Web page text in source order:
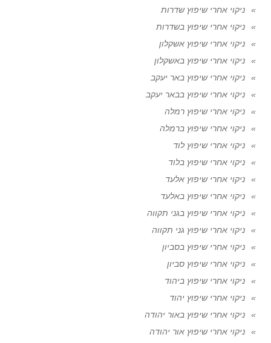
ניקוי אחרי שיפוץ שדרות
ניקוי אחרי שיפוץ בשדרות
ניקוי אחרי שיפוץ אשקלון
ניקוי אחרי שיפוץ באשקלון
ניקוי אחרי שיפוץ באר יעקב
ניקוי אחרי שיפוץ בבאר יעקב
ניקוי אחרי שיפוץ רמלה
ניקוי אחרי שיפוץ ברמלה
ניקוי אחרי שיפוץ לוד
ניקוי אחרי שיפוץ בלוד
ניקוי אחרי שיפוץ אלעד
ניקוי אחרי שיפוץ באלעד
ניקוי אחרי שיפוץ בגני תקווה
ניקוי אחרי שיפוץ גני תקווה
ניקוי אחרי שיפוץ בסביון
ניקוי אחרי שיפוץ סביון
ניקוי אחרי שיפוץ ביהוד
ניקוי אחרי שיפוץ יהוד
ניקוי אחרי שיפוץ באור יהודה
ניקוי אחרי שיפוץ אור יהודה